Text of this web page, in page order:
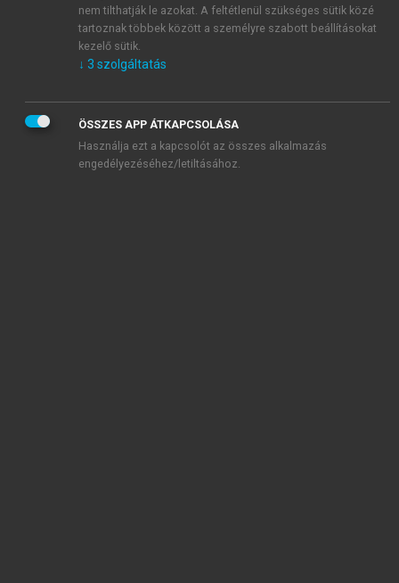
mersz.huoldalak licencszerződéseiben foglaltakat
tudomásul veszem és elfogadom.
KIPRÓBÁLOM
nem tilthatják le azokat. A feltétlenül szükséges sütik közé
tartoznak többek között a személyre szabott beállításokat
kezelő sütik.
↓ 3 szolgáltatás
ÖSSZES APP ÁTKAPCSOLÁSA
Használja ezt a kapcsolót az összes alkalmazás
engedélyezéséhez/letiltásához.